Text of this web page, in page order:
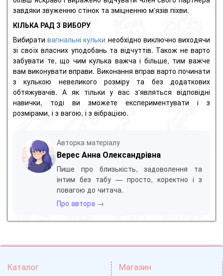
завдяки звуженню стінок та зміцненню м'язів піхви.
КІЛЬКА РАД З ВИБОРУ
Вибиративагінальні кульки необхідно виключно виходячи
зі своїх власних уподобань та відчуттів. Також не варто
забувати те, що чим кулька важча і більше, тим важче
вам виконувати вправи. Виконання вправ варто починати
з кулькою невеликого розміру та без додаткових
обтяжувачів. А як тільки у вас з'являться відповідні
навички, тоді ви зможете експериментувати і з
розмірами, і з вагою, і з вібрацією.
Авторка матеріалу
Верес Анна Олександрівна
Пише про близькість, задоволення та
інтим без табу — просто, коректно і з
повагою до читача.
Про автора →
Каталог Магазин